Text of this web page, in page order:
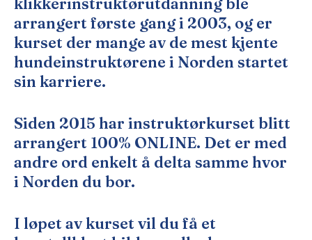
arrangert første gang i 2003, og er
kurset der mange av de mest kjente
hundeinstruktørene i Norden startet
sin karriere.
Siden 2015 har instruktørkurset blitt
arrangert 100% ONLINE. Det er med
andre ord enkelt å delta samme hvor
i Norden du bor.
I løpet av kurset vil du få et